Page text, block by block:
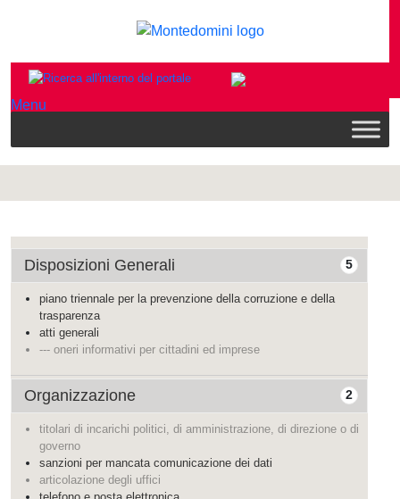
Menu
5
Disposizioni Generali
piano triennale per la prevenzione della corruzione e della
trasparenza
atti generali
--- oneri informativi per cittadini ed imprese
2
Organizzazione
titolari di incarichi politici, di amministrazione, di direzione o di
governo
sanzioni per mancata comunicazione dei dati
articolazione degli uffici